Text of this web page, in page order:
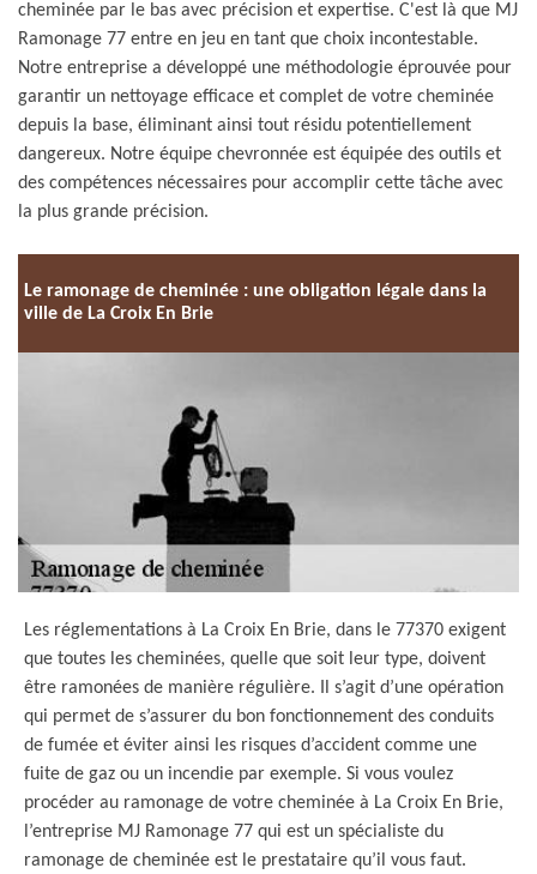
cheminée par le bas avec précision et expertise. C'est là que MJ
Ramonage 77 entre en jeu en tant que choix incontestable.
Notre entreprise a développé une méthodologie éprouvée pour
garantir un nettoyage efficace et complet de votre cheminée
depuis la base, éliminant ainsi tout résidu potentiellement
dangereux. Notre équipe chevronnée est équipée des outils et
des compétences nécessaires pour accomplir cette tâche avec
la plus grande précision.
Le ramonage de cheminée : une obligation légale dans la
ville de La Croix En Brie
Les réglementations à La Croix En Brie, dans le 77370 exigent
que toutes les cheminées, quelle que soit leur type, doivent
être ramonées de manière régulière. Il s’agit d’une opération
qui permet de s’assurer du bon fonctionnement des conduits
de fumée et éviter ainsi les risques d’accident comme une
fuite de gaz ou un incendie par exemple. Si vous voulez
procéder au ramonage de votre cheminée à La Croix En Brie,
l’entreprise MJ Ramonage 77 qui est un spécialiste du
ramonage de cheminée est le prestataire qu’il vous faut.